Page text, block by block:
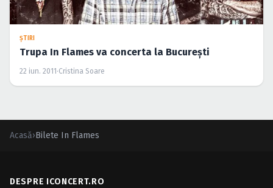
ŞTIRI
Trupa In Flames va concerta la Bucureşti
22 iun. 2011 ·Cristina Soare
Acasă›Bilete In Flames
DESPRE ICONCERT.RO